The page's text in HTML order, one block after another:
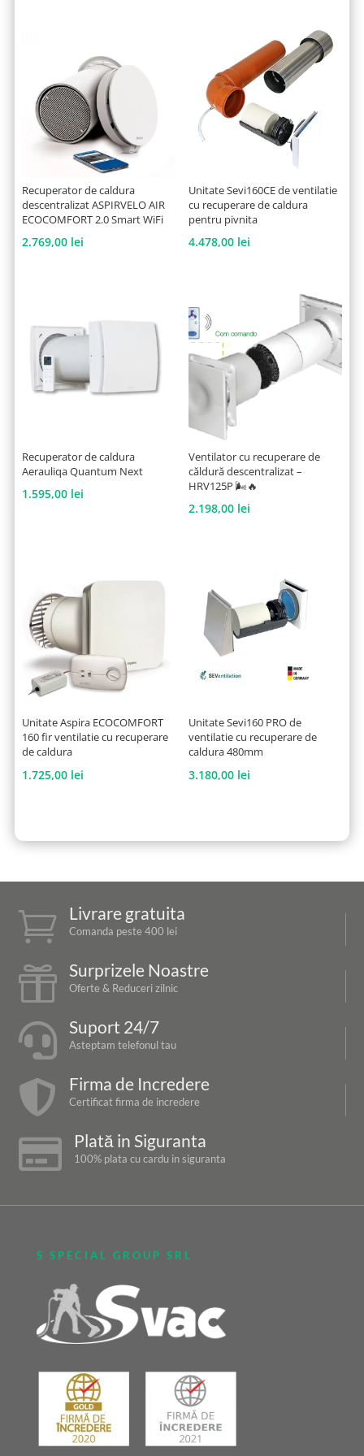
Recuperator de caldura
descentralizat ASPIRVELO AIR
ECOCOMFORT 2.0 Smart WiFi
2.769,00 lei
Unitate Sevi160CE de ventilatie
cu recuperare de caldura
pentru pivnita
4.478,00 lei
Recuperator de caldura
Aerauliqa Quantum Next
1.595,00 lei
Ventilator cu recuperare de
căldură descentralizat –
HRV125P 🌬️🔥
2.198,00 lei
Unitate Aspira ECOCOMFORT
160 fir ventilatie cu recuperare
de caldura
1.725,00 lei
Unitate Sevi160 PRO de
ventilatie cu recuperare de
caldura 480mm
3.180,00 lei
 Livrare gratuita
Comanda peste 400 lei
 Surprizele Noastre
Oferte & Reduceri zilnic
 Suport 24/7
Asteptam telefonul tau
 Firma de Incredere
Certificat firma de incredere
 Plată in Siguranta
100% plata cu cardu in siguranta
S SPECIAL GROUP SRL